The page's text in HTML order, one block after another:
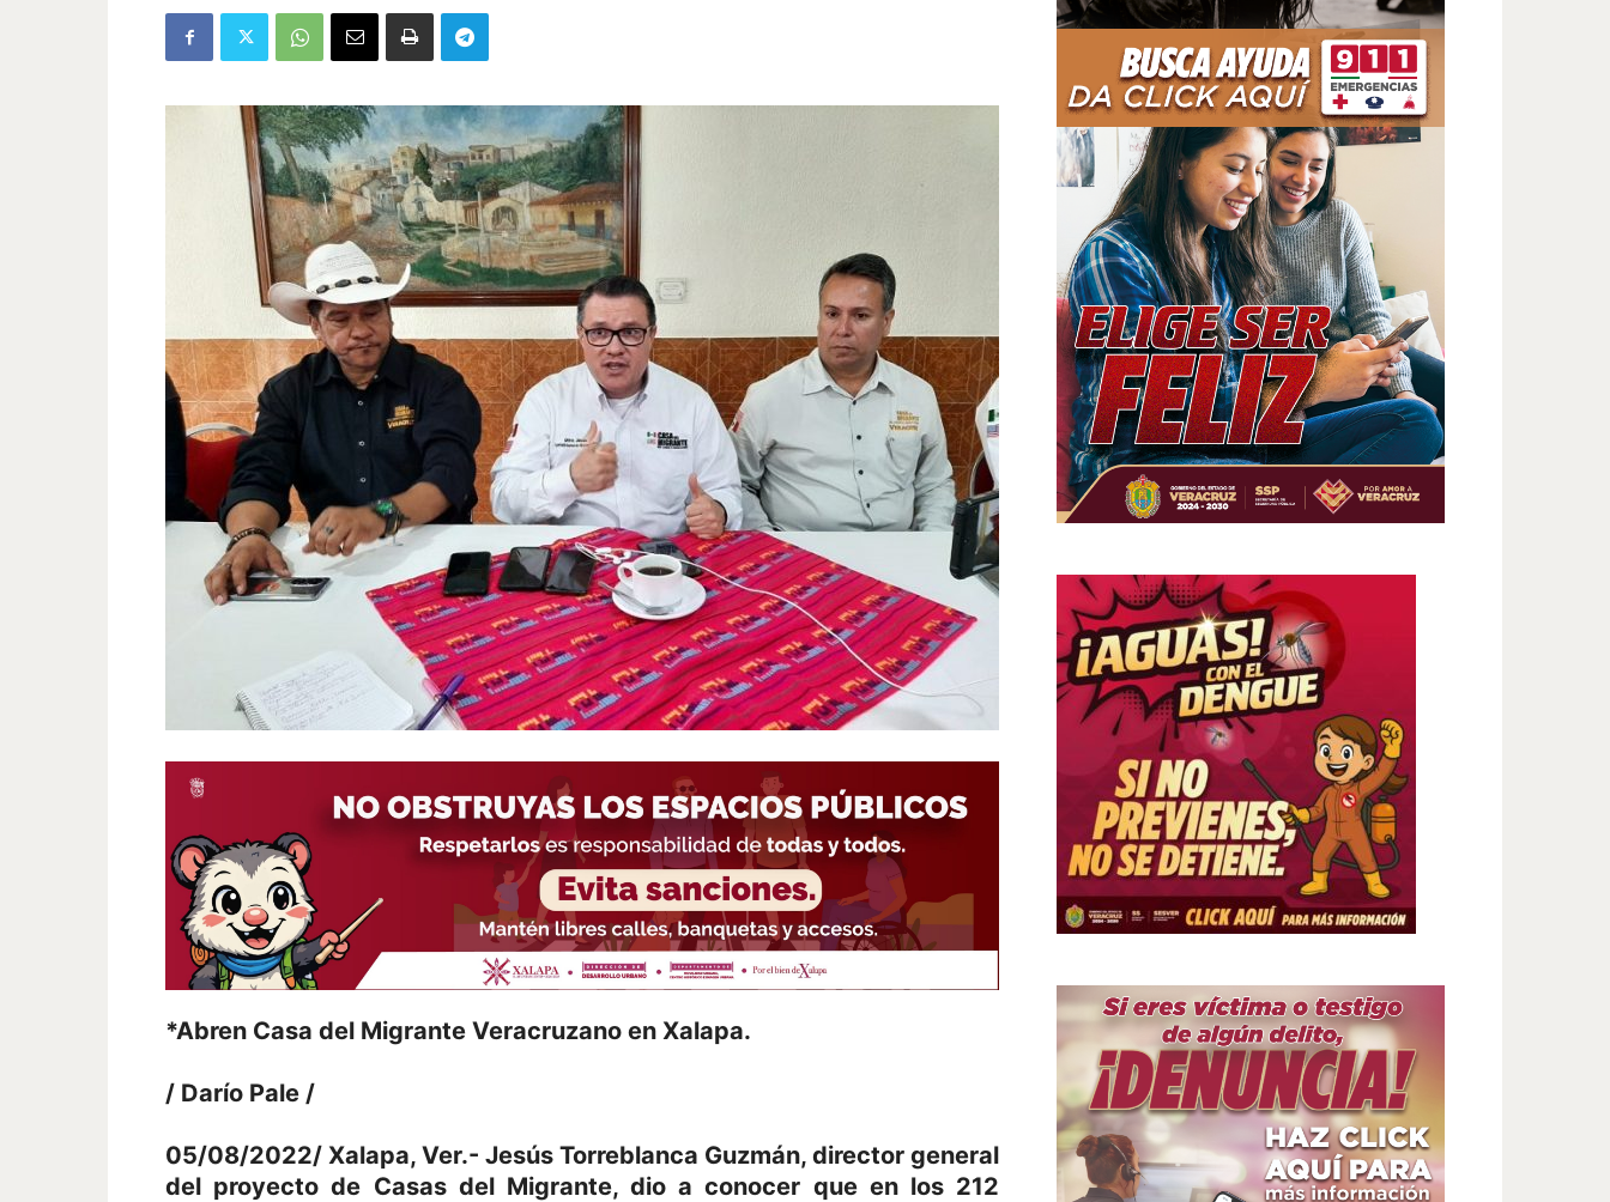
*Abren Casa del Migrante Veracruzano en Xalapa.
/ Darío Pale /
05/08/2022/ Xalapa, Ver.- Jesús Torreblanca Guzmán, director general
del proyecto de Casas del Migrante, dio a conocer que en los 212